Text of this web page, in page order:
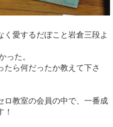
く愛するだぼこと岩倉三段よ
った。
たら何だったか教えて下さ
ロ教室の会員の中で、一番成